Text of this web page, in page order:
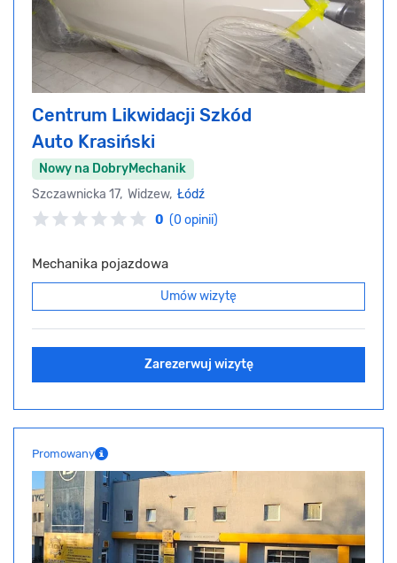
Centrum Likwidacji Szkód
Auto Krasiński
Nowy na DobryMechanik
Szczawnicka 17, Widzew, Łódź
0 (0 opinii)
Mechanika pojazdowa
Umów wizytę
Zarezerwuj wizytę
Promowany